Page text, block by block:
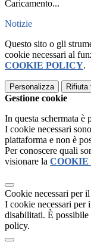
Caricamento...
Notizie
Questo sito o gli
cookie necessari al
COOKIE POLICY.
Personalizza Rifiuta
Gestione cookie
In questa schermata è
I cookie necessari
piattaforma e non è
Per conoscere quali
visionare la
Cookie necessari per
I cookie necessari per
disabilitati. È
policy.